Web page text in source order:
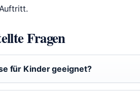
Fragen
für Kinder geeignet?